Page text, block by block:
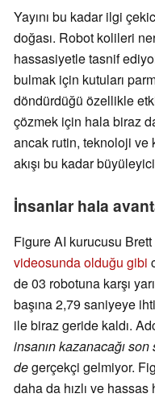
Yayını bu kadar ilgi
doğası. Robot kolileri
hassasiyetle tasnif
bulmak için kutuları
döndürdüğü özellikle
çözmek için hala biraz
ancak rutin, teknoloji ve
akışı bu kadar
İnsanlar hala
Figure AI kurucusu Brett
videosunda olduğu gibi
de 03 robotuna karşı
başına 2,79 saniyeye
ile biraz geride kaldı.
insanın kazanacağı
degerçekçi gelmiyor.
daha da hızlı ve